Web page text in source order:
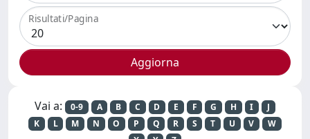
Risultati/Pagina
Vai a: 0-9 A B C D E F G H I
J
K
L M N O P Q R S T U V
W